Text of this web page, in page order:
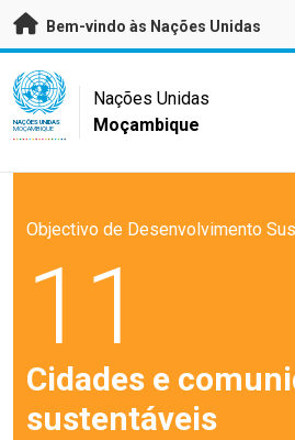
Saltar para conteúdo principal
Bem-vindo às Nações Unidas
UN Logo
NAÇÕES UNIDAS
MOÇAMBIQUE
Nações Unidas
Moçambique
Objectivo de Desenvolvimento
11
Cidades e
sustentáveis